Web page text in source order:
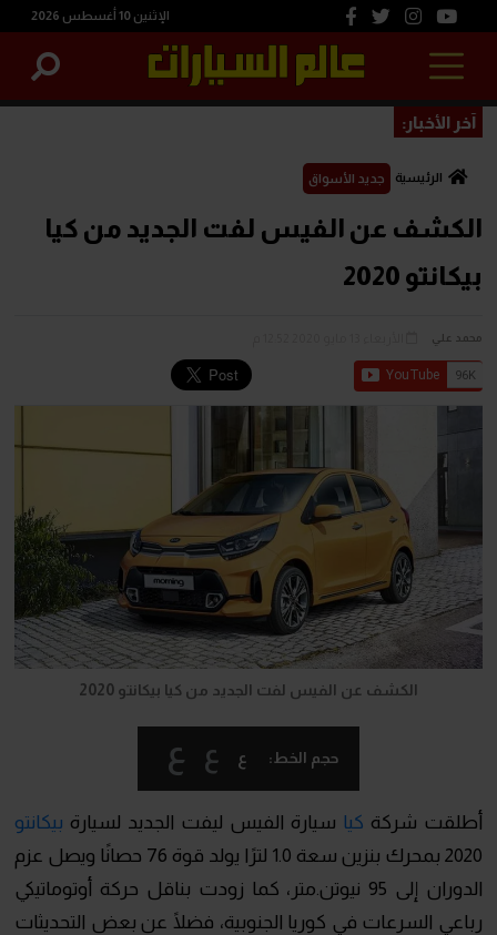
الإثنين 10 أغسطس 2026
آخر الأخبار:
الرئيسية جديد الأسواق
الكشف عن الفيس لفت الجديد من كيا
بيكانتو 2020
محمد علي
الكشف عن الفيس لفت الجديد من كيا بيكانتو 2020
حجم الخط: ع ع ع
أطلقت شركة كيا سيارة الفيس ليفت الجديد لسيارة بيكانتو
2020 بمحرك بنزين سعة 1.0 لترًا يولد قوة 76 حصانًا ويصل عزم
الدوران إلى 95 نيوتن.متر، كما زودت بناقل حركة أوتوماتيكي
رباعي السرعات في كوريا الجنوبية، فضلًا عن بعض التحديثات